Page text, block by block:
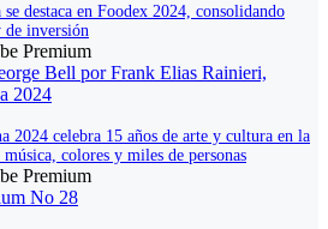
destaca en Foodex 2024, consolidando
de inversión
Premium
2024 celebra 15 años de arte y cultura en la
colores y miles de personas
Premium